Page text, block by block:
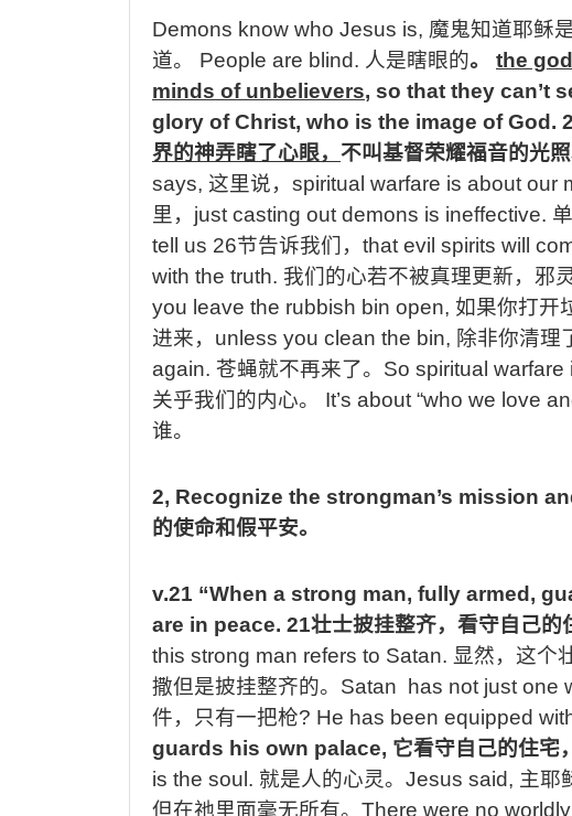
Demons know who Jesus is, 魔鬼知道耶稣是
道。
People are blind. 人是瞎眼的。
the
minds of unbelievers, so that they can’t
glory of Christ, who is the image of God.
界的神弄瞎了心眼， 不叫基督荣耀福音的光
says, 这里说， spiritual warfare is about our
里， just casting out demons is ineffective.
tell us 26节告诉我们， that evil spirits will
with the truth. 我们的心若不被真理更新，邪
you leave the rubbish bin open, 如果你打开
进来， unless you clean the bin, 除非你清理
again. 苍蝇就不再来了。 So spiritual warfare
关乎我们的内心。
It’s about “who we love
谁。
2, Recognize the strongman’s mission
的使命和假平安。
v.21 “When a strong man, fully armed,
are in peace. 21壮士披挂整齐，看守自己的
this strong man refers to Satan. 显然，这个
撒但是披挂整齐的。 Satan has not just one
件，只有一把枪? He has been equipped
guards his own palace, 它看守自己的住宅，
is the soul. 就是人的心灵。 Jesus said, 主耶
但在祂里面毫无所有。 There were no